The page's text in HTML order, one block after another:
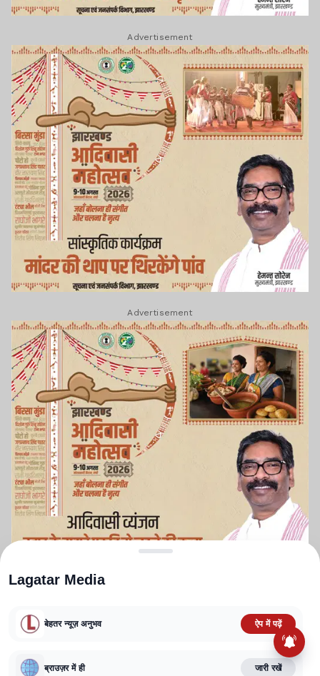
Advertisement
Advertisement
TERMS AND CONDITIONS
CORRECTIONS POLICY
FACT CHECKING POLICY
Lagatar Media
बेहतर न्यूज़ अनुभव ऐप में पढ़ें
ब्राउज़र में ही जारी रखें